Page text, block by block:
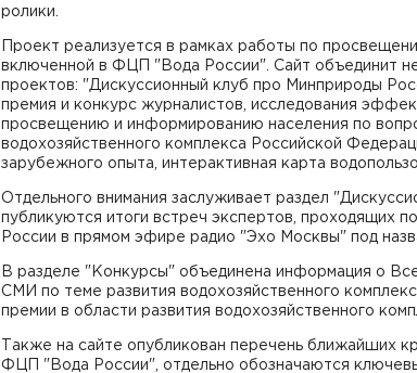
ролики.
Проект реализуется в рамках работы по
включенной в ФЦП "Вода России". Сайт объединит
проектов: "Дискуссионный клуб про Минприроды
премия и конкурс журналистов, исследования
просвещению и информированию населения по
водохозяйственного комплекса Российской
зарубежного опыта, интерактивная карта
Отдельного внимания заслуживает раздел
публикуются итоги встреч экспертов, проходящих
России в прямом эфире радио "Эхо Москвы" под
В разделе "Конкурсы" объединена информация о
СМИ по теме развития водохозяйственного
премии в области развития водохозяйственного
Также на сайте опубликован перечень ближайших
ФЦП "Вода России", отдельно обозначаются